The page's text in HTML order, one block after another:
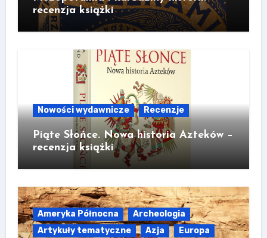
recenzja książki
Nowości wydawnicze Recenzje
Piąte Słońce. Nowa historia Azteków –
recenzja książki
Ameryka Północna
Archeologia
Artykuły tematyczne
Azja
Europa